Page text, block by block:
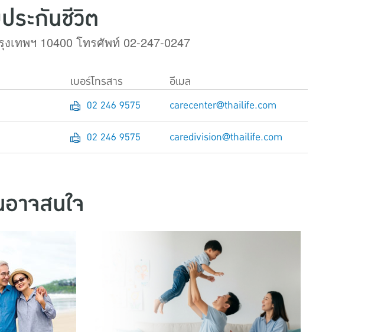
ระกันชีวิต
ทพฯ 10400 โทรศัพท์ 02-247-0247
เบอร์โทรสาร อีเมล
02 246 9575
carecenter@thailife.com
02 246 9575 caredivision@thailife.com
จสนใจ